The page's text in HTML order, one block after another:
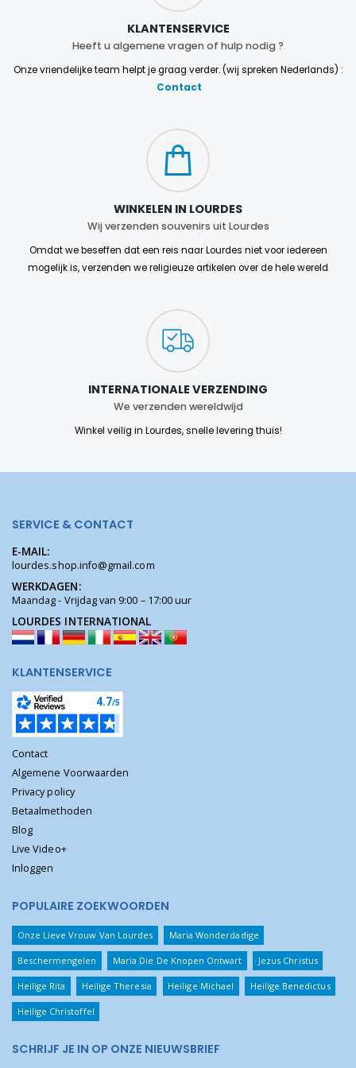
KLANTENSERVICE
Heeft u algemene vragen of hulp nodig ?
Onze vriendelijke team helpt je graag verder. (wij spreken Nederlands) :
Contact
WINKELEN IN LOURDES
Wij verzenden souvenirs uit Lourdes
Omdat we beseffen dat een reis naar Lourdes niet voor iedereen
mogelijk is, verzenden we religieuze artikelen over de hele wereld
INTERNATIONALE VERZENDING
We verzenden wereldwijd
Winkel veilig in Lourdes, snelle levering thuis!
SERVICE & CONTACT
E-MAIL:
lourdes.shop.info@gmail.com
WERKDAGEN:
Maandag - Vrijdag van 9:00 – 17:00 uur
LOURDES INTERNATIONAL
KLANTENSERVICE
Contact
Algemene Voorwaarden
Privacy policy
Betaalmethoden
Blog
Live Video+
Inloggen
POPULAIRE ZOEKWOORDEN
Onze Lieve Vrouw Van Lourdes Maria Wonderdadige
Beschermengelen Maria Die De Knopen Ontwart Jezus Christus
Heilige Rita Heilige Theresia Heilige Michael Heilige Benedictus
Heilige Christoffel
SCHRIJF JE IN OP ONZE NIEUWSBRIEF